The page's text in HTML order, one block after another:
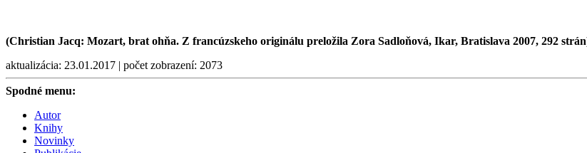
(Christian Jacq: Mozart, brat ohňa. Z francúzskeho originálu preložila Zora Sadloňová, Ikar, Bratislava 2007, 292
aktualizácia: 23.01.2017 | počet zobrazení: 2073
Spodné menu:
Autor
Knihy
Novinky